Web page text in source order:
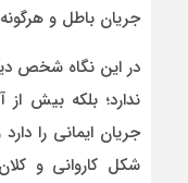
جریان باطل و
در این نگاه شخص
ندارد؛ بلکه بیش
جریان ایمانی را
شکل کاروانی و